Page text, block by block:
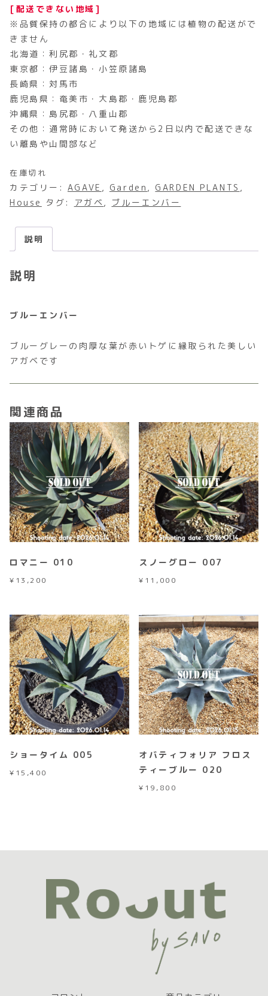
[配送できない地域]
※品質保持の都合により以下の地域には植物の配送がで
きません
北海道：利尻郡・礼文郡
東京都：伊豆諸島・小笠原諸島
長崎県：対馬市
鹿児島県：奄美市・大島郡・鹿児島郡
沖縄県：島尻郡・八重山郡
その他：通常時において発送から2日以内で配送できな
い離島や山間部など
在庫切れ
カテゴリー: AGAVE , Garden , GARDEN PLANTS ,
House
タグ: アガベ , ブルーエンバー
説明
説明
ブルーエンバー
ブルーグレーの肉厚な葉が赤いトゲに縁取られた美しい
アガベです
関連商品
ロマニー 010
¥ 13,200
スノーグロー 007
¥ 11,000
ショータイム 005
¥ 15,400
オバティフォリア フロス
ティーブルー 020
¥ 19,800